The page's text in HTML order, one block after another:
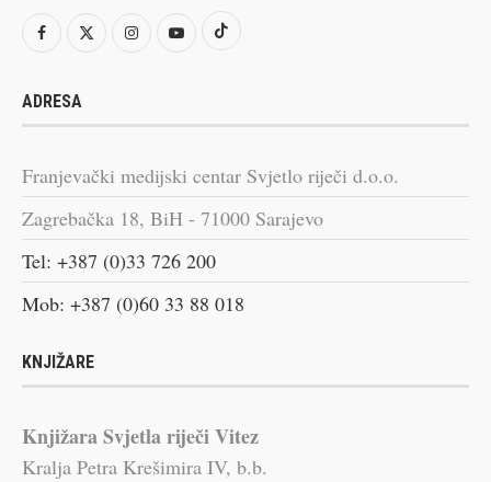
ADRESA
Franjevački medijski centar Svjetlo riječi d.o.o.
Zagrebačka 18, BiH - 71000 Sarajevo
Tel: +387 (0)33 726 200
Mob: +387 (0)60 33 88 018
KNJIŽARE
Knjižara Svjetla riječi Vitez
Kralja Petra Krešimira IV, b.b.